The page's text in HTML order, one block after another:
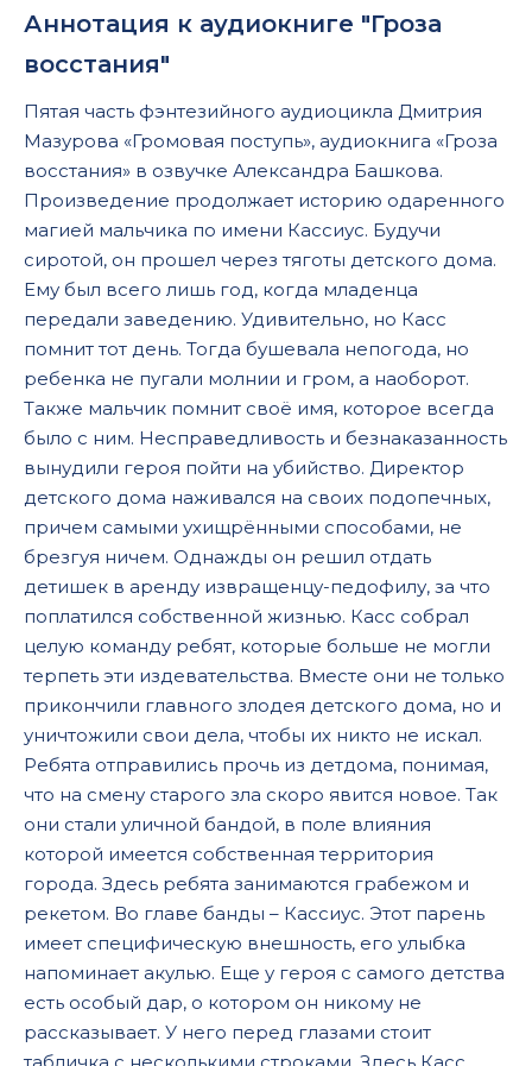
Аннотация к аудиокниге "Гроза
восстания"
Пятая часть фэнтезийного аудиоцикла Дмитрия
Мазурова «Громовая поступь», аудиокнига «Гроза
восстания» в озвучке Александра Башкова.
Произведение продолжает историю одаренного
магией мальчика по имени Кассиус. Будучи
сиротой, он прошел через тяготы детского дома.
Ему был всего лишь год, когда младенца
передали заведению. Удивительно, но Касс
помнит тот день. Тогда бушевала непогода, но
ребенка не пугали молнии и гром, а наоборот.
Также мальчик помнит своё имя, которое всегда
было с ним. Несправедливость и безнаказанность
вынудили героя пойти на убийство. Директор
детского дома наживался на своих подопечных,
причем самыми ухищрёнными способами, не
брезгуя ничем. Однажды он решил отдать
детишек в аренду извращенцу-педофилу, за что
поплатился собственной жизнью. Касс собрал
целую команду ребят, которые больше не могли
терпеть эти издевательства. Вместе они не только
прикончили главного злодея детского дома, но и
уничтожили свои дела, чтобы их никто не искал.
Ребята отправились прочь из детдома, понимая,
что на смену старого зла скоро явится новое. Так
они стали уличной бандой, в поле влияния
которой имеется собственная территория
города. Здесь ребята занимаются грабежом и
рекетом. Во главе банды – Кассиус. Этот парень
имеет специфическую внешность, его улыбка
напоминает акулью. Еще у героя с самого детства
есть особый дар, о котором он никому не
рассказывает. У него перед глазами стоит